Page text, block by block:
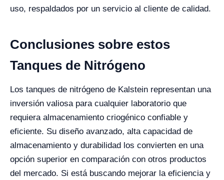
uso, respaldados por un servicio al cliente de calidad.
Conclusiones sobre estos
Tanques de Nitrógeno
Los tanques de nitrógeno de Kalstein representan una
inversión valiosa para cualquier laboratorio que
requiera almacenamiento criogénico confiable y
eficiente. Su diseño avanzado, alta capacidad de
almacenamiento y durabilidad los convierten en una
opción superior en comparación con otros productos
del mercado. Si está buscando mejorar la eficiencia y